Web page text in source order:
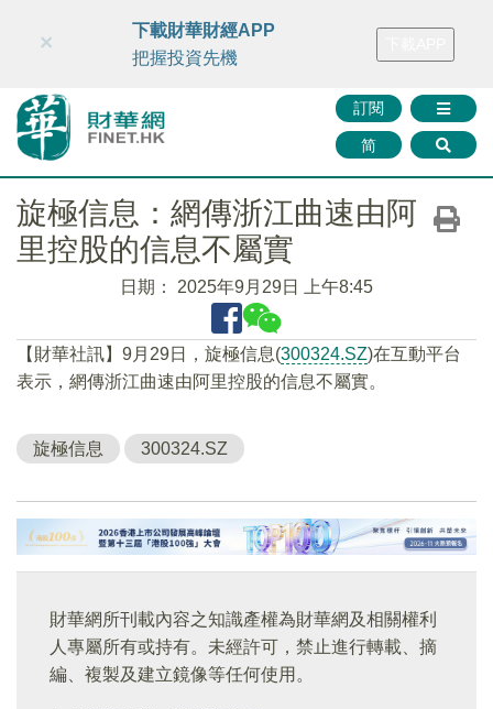
財華智庫網 FINTV FINMETA 財華證券 媒體矩陣
訂閱
简
×
下載財華財經APP
把握投資先機
旋極信息：網傳浙江曲速由阿
里控股的信息不屬實
日期： 2025年9月29日 上午8:45
【財華社訊】9月29日，旋極信息(300324.SZ)在互動平台
表示，網傳浙江曲速由阿里控股的信息不屬實。
旋極信息 300324.SZ
財華網所刊載內容之知識產權為財華網及相關權利
人專屬所有或持有。未經許可，禁止進行轉載、摘
編、複製及建立鏡像等任何使用。